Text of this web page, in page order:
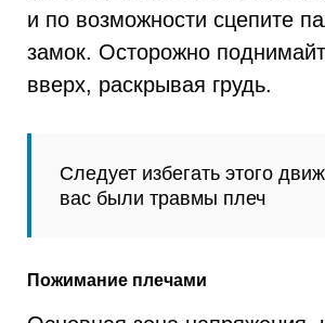
и по возможности сцепите
замок. Осторожно
вверх, раскрывая грудь.
Следует избегать этого
вас были травмы плеч
Пожимание плечами